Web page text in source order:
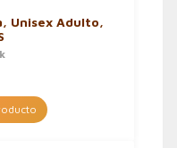
Unisex Adulto,